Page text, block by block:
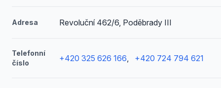
Adresa Revoluční 462/6, Poděbrady III
Telefonní
číslo
+420 325 626 166, +420 724 794 621